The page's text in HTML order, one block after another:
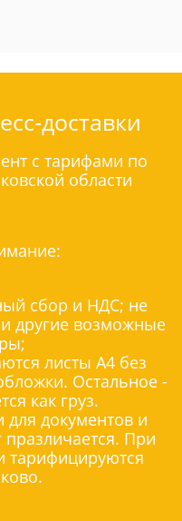
доставки
с тарифами по
области
сбор и НДС; не
другие возможные
листы А4 без
Остальное -
как груз.
для документов и
празличается. При
тарифицируются